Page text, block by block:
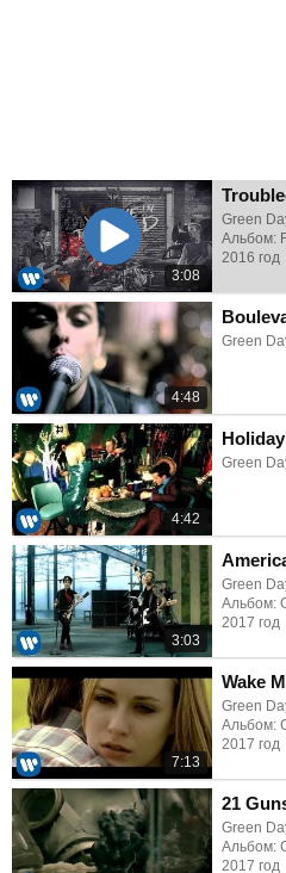
3:08
Green
Альбом:
2016 год
4:48
Green
4:42
Holiday
Green
3:03
Green
Альбом:
2017 год
7:13
Wake
Green
Альбом:
2017 год
21
Green
Альбом:
2017 год